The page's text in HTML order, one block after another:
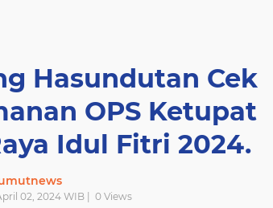
Hasundutan Cek
OPS Ketupat
Idul Fitri 2024.
02, 2024 WIB | 0 Views